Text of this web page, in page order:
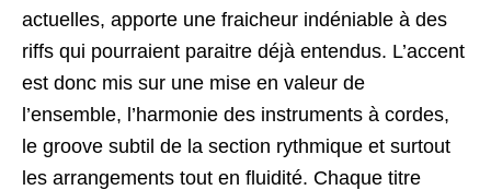
actuelles, apporte une fraicheur indéniable à des
riffs qui pourraient paraitre déjà entendus. L’accent
est donc mis sur une mise en valeur de
l’ensemble, l’harmonie des instruments à cordes,
le groove subtil de la section rythmique et surtout
les arrangements tout en fluidité. Chaque titre